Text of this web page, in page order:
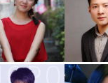
寻至今，我才相信，爱情